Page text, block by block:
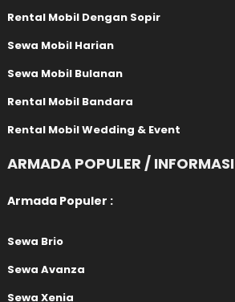
Rental Mobil Dengan Sopir
Sewa Mobil Harian
Sewa Mobil Bulanan
Rental Mobil Bandara
Rental Mobil Wedding & Event
ARMADA POPULER / INFORMASI
Armada Populer :
Sewa Brio
Sewa Avanza
Sewa Xenia